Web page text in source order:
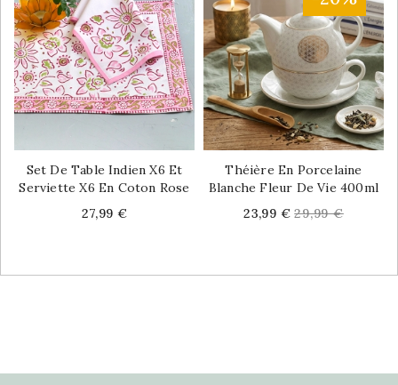
Set De Table Indien X6 Et
Serviette X6 En Coton Rose
Price
27,99 €
Théière En Porcelaine
Blanche Fleur De Vie 400ml
Price
23,99 € Regular
29,99 €